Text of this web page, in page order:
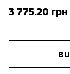
3 775.20